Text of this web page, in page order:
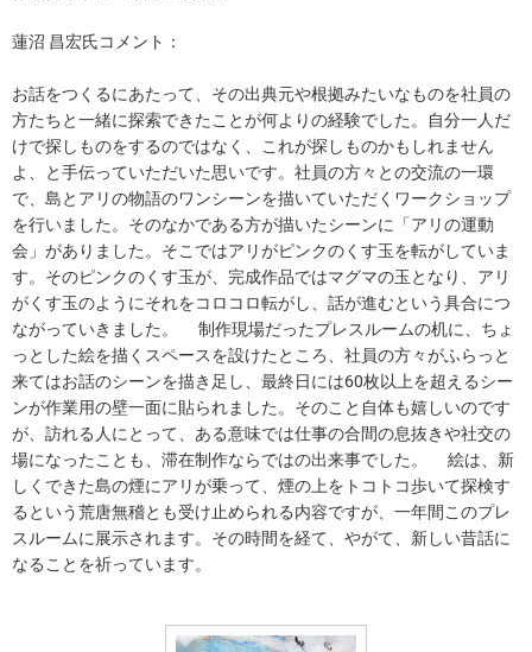
蓮沼 昌宏氏コメント：
お話をつくるにあたって、その出典元や根拠みたいなものを社員の
方たちと一緒に探索できたことが何よりの経験でした。自分一人だ
けで探しものをするのではなく、これが探しものかもしれません
よ、と手伝っていただいた思いです。社員の方々との交流の一環
で、島とアリの物語のワンシーンを描いていただくワークショップ
を行いました。そのなかである方が描いたシーンに「アリの運動
会」がありました。そこではアリがピンクのくす玉を転がしていま
す。そのピンクのくす玉が、完成作品ではマグマの玉となり、アリ
がくす玉のようにそれをコロコロ転がし、話が進むという具合につ
ながっていきました。 制作現場だったプレスルームの机に、ちょ
っとした絵を描くスペースを設けたところ、社員の方々がふらっと
来てはお話のシーンを描き足し、最終日には60枚以上を超えるシー
ンが作業用の壁一面に貼られました。そのこと自体も嬉しいのです
が、訪れる人にとって、ある意味では仕事の合間の息抜きや社交の
場になったことも、滞在制作ならではの出来事でした。 絵は、新
しくできた島の煙にアリが乗って、煙の上をトコトコ歩いて探検す
るという荒唐無稽とも受け止められる内容ですが、一年間このプレ
スルームに展示されます。その時間を経て、やがて、新しい昔話に
なることを祈っています。